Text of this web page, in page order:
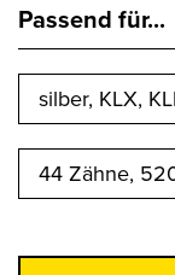
Passend für...
44 Zähne,